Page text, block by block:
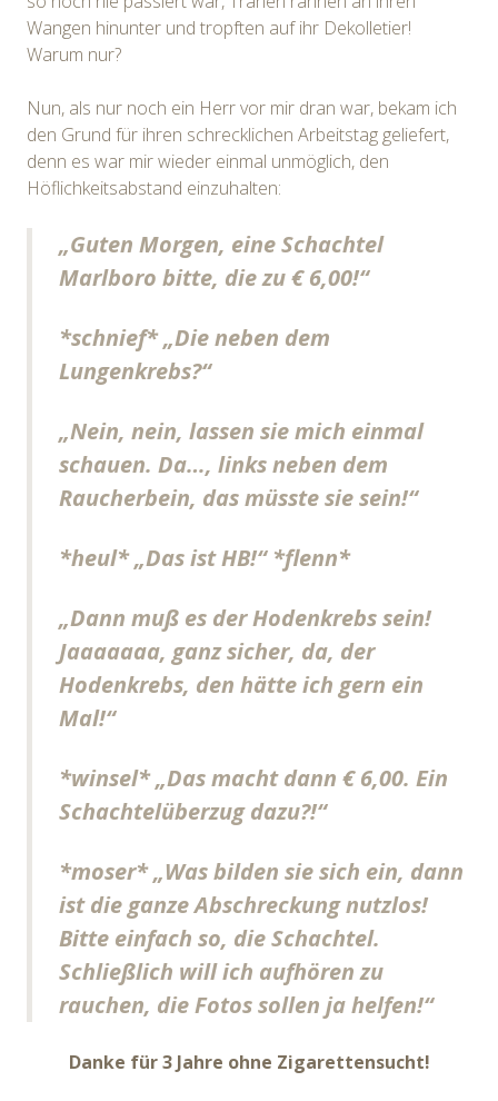
Wangen hinunter und tropften auf ihr Dekolletier!
Warum nur?
Nun, als nur noch ein Herr vor mir dran war, bekam ich
den Grund für ihren schrecklichen Arbeitstag geliefert,
denn es war mir wieder einmal unmöglich, den
Höflichkeitsabstand einzuhalten:
„Guten Morgen, eine Schachtel
Marlboro bitte, die zu € 6,00!“
*schnief* „Die neben dem
Lungenkrebs?“
„Nein, nein, lassen sie mich einmal
schauen. Da…, links neben dem
Raucherbein, das müsste sie sein!“
*heul* „Das ist HB!“ *flenn*
„Dann muß es der Hodenkrebs sein!
Jaaaaaaa, ganz sicher, da, der
Hodenkrebs, den hätte ich gern ein
Mal!“
*winsel* „Das macht dann € 6,00. Ein
Schachtelüberzug dazu?!“
*moser* „Was bilden sie sich ein, dann
ist die ganze Abschreckung nutzlos!
Bitte einfach so, die Schachtel.
Schließlich will ich aufhören zu
rauchen, die Fotos sollen ja helfen!“
Danke für 3 Jahre ohne Zigarettensucht!